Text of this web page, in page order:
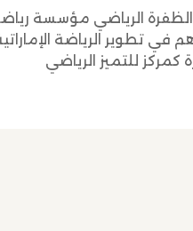
الرياضي مؤسسة
في تطوير الرياضة
للتميز الرياضي